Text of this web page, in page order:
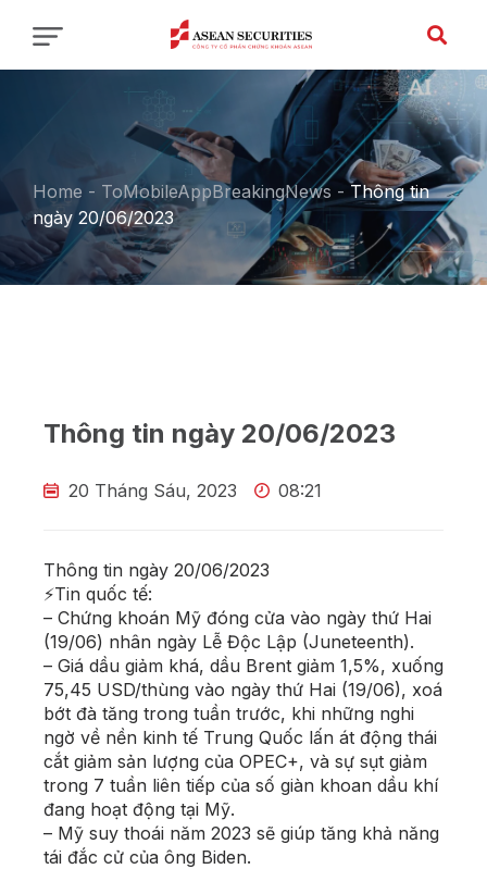
Home - ToMobileAppBreakingNews - Thông tin
ngày 20/06/2023
Thông tin ngày 20/06/2023
20 Tháng Sáu, 2023 08:21
Thông tin ngày 20/06/2023
⚡Tin quốc tế:
– Chứng khoán Mỹ đóng cửa vào ngày thứ Hai
(19/06) nhân ngày Lễ Độc Lập (Juneteenth).
– Giá dầu giảm khá, dầu Brent giảm 1,5%, xuống
75,45 USD/thùng vào ngày thứ Hai (19/06), xoá
bớt đà tăng trong tuần trước, khi những nghi
ngờ về nền kinh tế Trung Quốc lấn át động thái
cắt giảm sản lượng của OPEC+, và sự sụt giảm
trong 7 tuần liên tiếp của số giàn khoan dầu khí
đang hoạt động tại Mỹ.
– Mỹ suy thoái năm 2023 sẽ giúp tăng khả năng
tái đắc cử của ông Biden.